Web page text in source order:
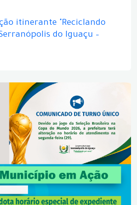
itinerante "Reciclando
do Iguaçu –